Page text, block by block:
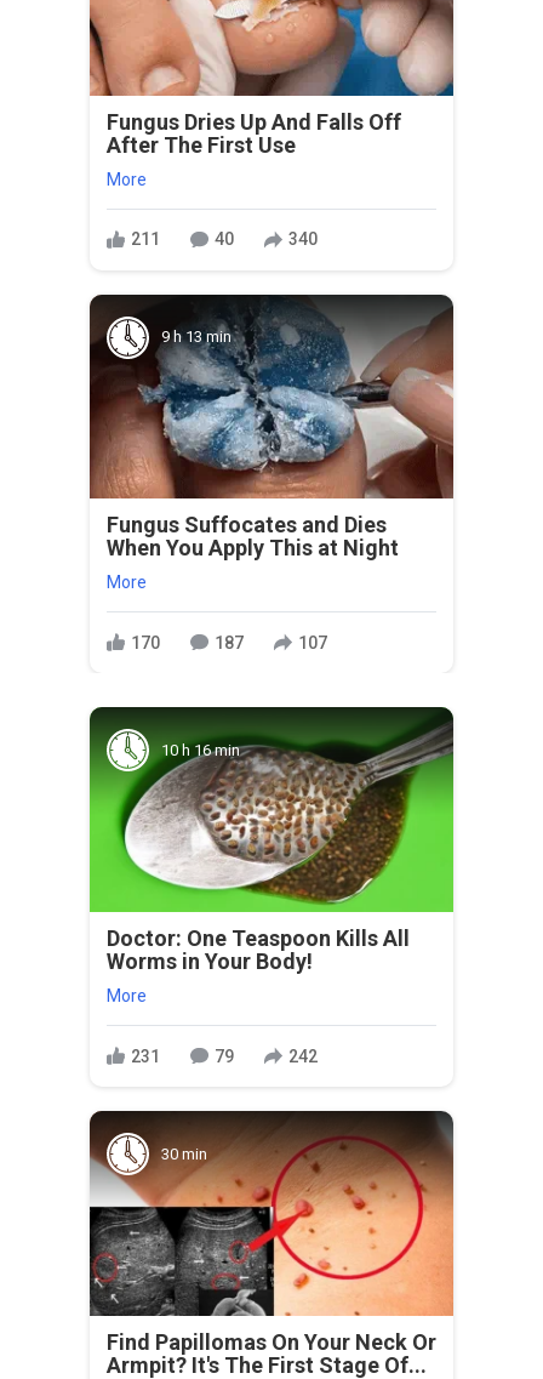
Fungus Dries Up And Falls Off
After The First Use
More
211 40 340
9 h 13 min
Fungus Suffocates and Dies
When You Apply This at Night
More
170 187 107
10 h 16 min
Doctor: One Teaspoon Kills All
Worms in Your Body!
More
231 79 242
30 min
Find Papillomas On Your Neck Or
Armpit? It's The First Stage Of...